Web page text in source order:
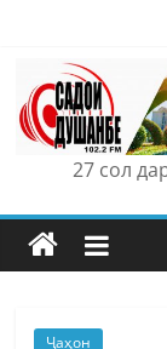
content
27 сол
Ҷаҳон